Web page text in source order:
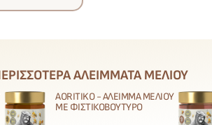
ΑΛΕΊΜΜΑΤΑ ΜΕΛΙΟΎ
AORITIKO - ΆΛΕΙΜΜΑ ΜΕΛΙΟΎ
ΜΕ ΦΙΣΤΙΚΟΒΟΎΤΥΡΟ